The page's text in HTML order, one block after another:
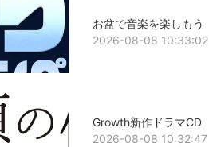
お盆で音楽を楽しもう
2026-08-08 10:33:02
Growth新作ドラマCD
2026-08-08 10:32:47